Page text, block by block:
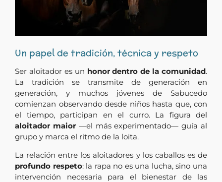
Un papel de tradición, técnica y respeto
Ser aloitador es un honor dentro de la comunidad.
La tradición se transmite de generación en
generación, y muchos jóvenes de Sabucedo
comienzan observando desde niños hasta que, con
el tiempo, participan en el curro. La figura del
aloitador maior—el más experimentado— guía al
grupo y marca el ritmo de la loita.
La relación entre los aloitadores y los caballos es de
profundo respeto: la rapa no es una lucha, sino una
intervención necesaria para el bienestar de las